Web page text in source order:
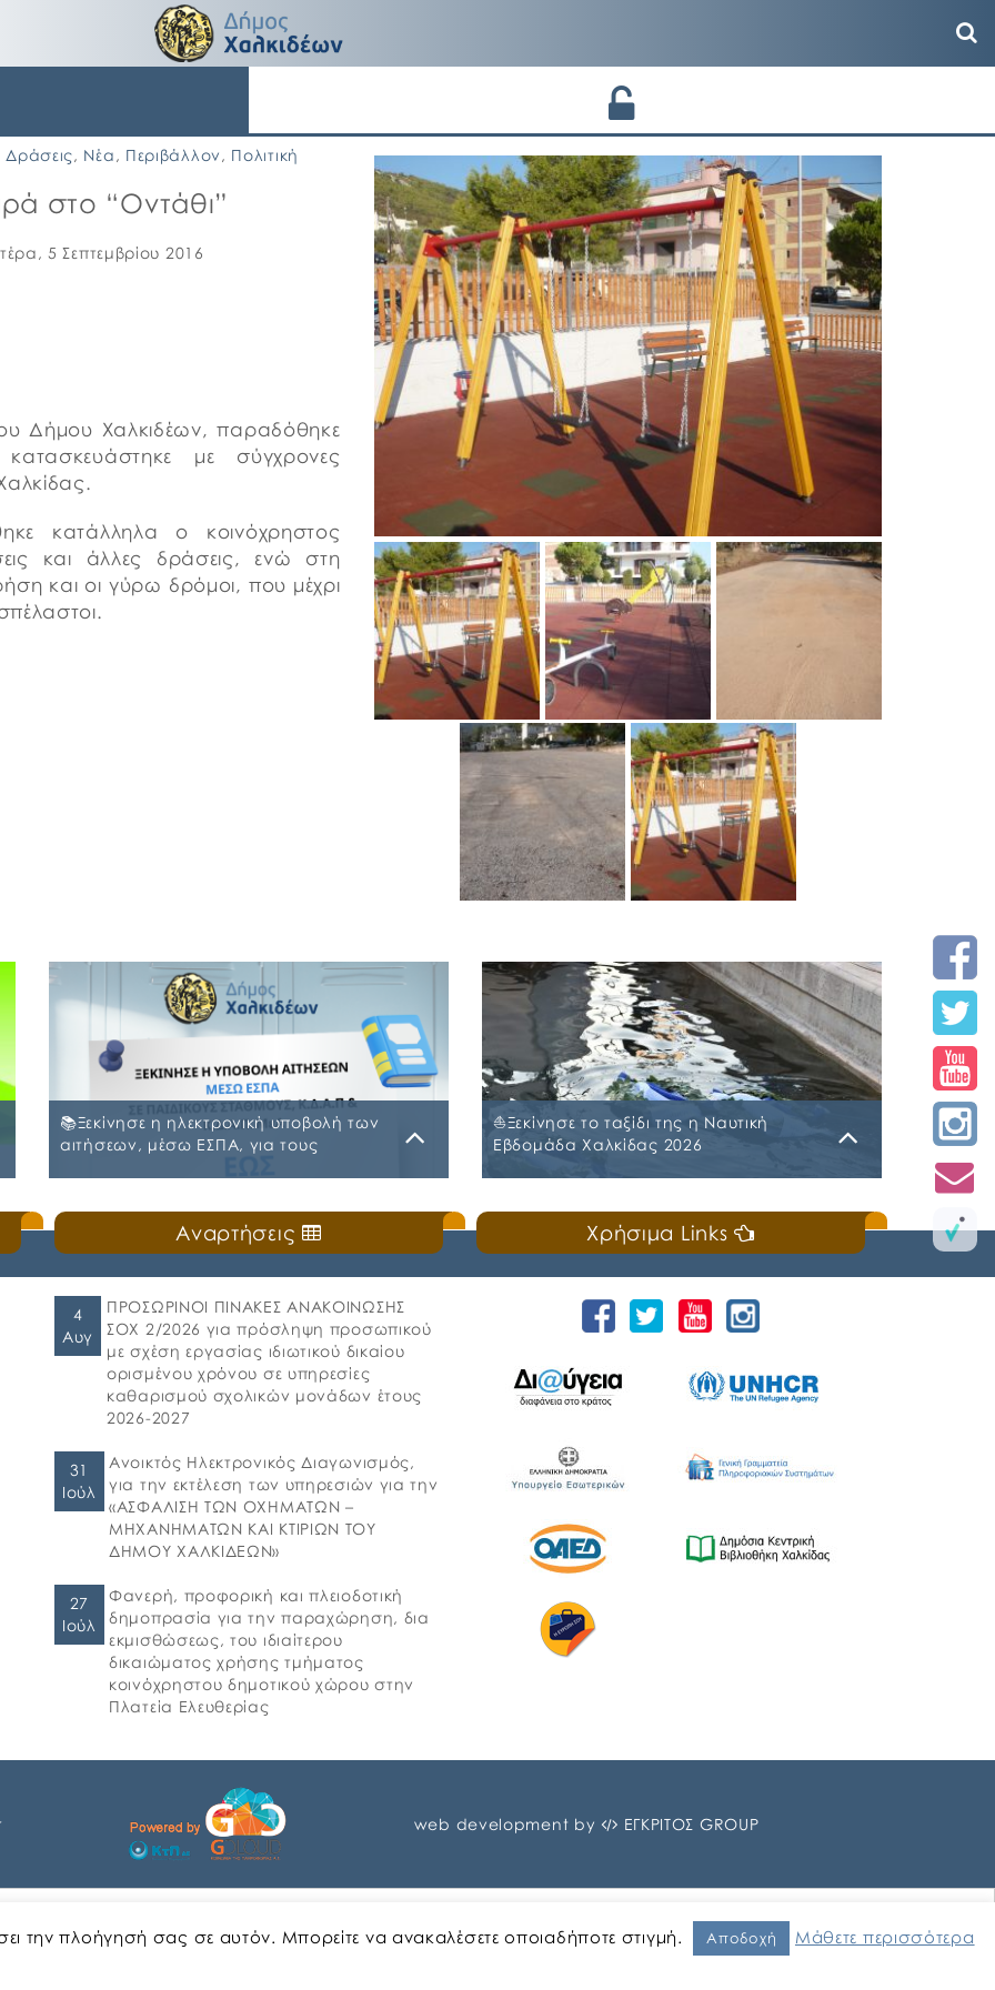
Δράσεις, Νέα , Περιβάλλον , Πολιτική
στο “Οντάθι”
5 Σεπτεμβρίου 2016
Δήμου Χαλκιδέων, παραδόθηκε
με σύγχρονες
κατάλληλα ο κοινόχρηστος
και άλλες δράσεις, ενώ στη
και οι γύρω δρόμοι, που μέχρι
📚Ξεκίνησε η ηλεκτρονική υποβολή των
αιτήσεων, μέσω ΕΣΠΑ, για τους
🛎️Ο Δήμος Χαλκιδέων ενημερώνει τους γονείς
και τους κηδεμόνες ότι, ξεκίνησε η
ηλεκτρονική υποβολή αιτήσεων για τη
συμμετοχή στο πρόγραμμα «Προώθηση και
υποστήριξη παιδιών για την ένταξή τους
στην προσχολική εκπαίδευση καθώς και για
τη πρόσβαση παιδιών σχολικής ηλικίας,
εφήβων και ατόμων με αναπηρία, σε
υπηρεσίες δημιουργικής απασχόλησης» για
⛵️Ξεκίνησε το ταξίδι της η Ναυτική
Εβδομάδα Χαλκίδας 2026
📣Για 3η συνεχή χρονιά «άνοιξε πανιά» η
Ναυτική Εβδομάδα Χαλκίδας χθες, Σάββατο
18 Ιουλίου 2026, που διοργανώνουν ο Δήμος
Χαλκιδέων και η Ιερά Μητρόπολη Χαλκίδος,
Ιστιαίας και Βορείων Σποράδων, με την
Ελλάδας και του Ο.Π.Α.ΣΤ.Ε, του Οργανισμού
Λιμένων Ν. Εύβοιας και του Επιμελητηρίου
Εύβοιας. ⚓️Η επίσημη έναρξη
Αναρτήσεις
4
Αυγ
ΠΡΟΣΩΡΙΝΟΙ ΠΙΝΑΚΕΣ ΑΝΑΚΟΙΝΩΣΗΣ
ΣΟΧ 2/2026 για πρόσληψη προσωπικού
με σχέση εργασίας ιδιωτικού δικαίου
ορισμένου χρόνου σε υπηρεσίες
καθαρισμού σχολικών μονάδων έτους
2026-2027
31
Ιούλ
Ανοικτός Ηλεκτρονικός Διαγωνισμός,
για την εκτέλεση των υπηρεσιών για την
«ΑΣΦΑΛΙΣΗ ΤΩΝ ΟΧΗΜΑΤΩΝ –
ΜΗΧΑΝΗΜΑΤΩΝ ΚΑΙ ΚΤΙΡΙΩΝ ΤΟΥ
ΔΗΜΟΥ ΧΑΛΚΙΔΕΩΝ»
27
Ιούλ
Φανερή, προφορική και πλειοδοτική
δημοπρασία για την παραχώρηση, δια
εκμισθώσεως, του ιδιαίτερου
δικαιώματος χρήσης τμήματος
κοινόχρηστου δημοτικού χώρου στην
Πλατεία Ελευθερίας
Χρήσιμα Links
web development by ΕΓΚΡΙΤΟΣ GROUP
την πλοήγησή σας σε αυτόν. Μπορείτε να ανακαλέσετε οποιαδήποτε στιγμή. Αποδοχή Μάθετε περισσότερα